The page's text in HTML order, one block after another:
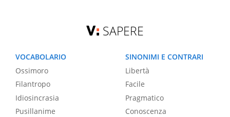
SAPERE
VOCABOLARIO
Ossimoro
Filantropo
Idiosincrasia
Pusillanime
SINONIMI E CONTRARI
Libertà
Facile
Pragmatico
Conoscenza